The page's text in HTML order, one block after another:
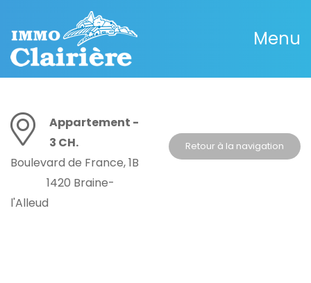
Menu
Appartement -
3 CH.
Boulevard de France, 1B
1420 Braine-
l'Alleud
Retour à la navigation